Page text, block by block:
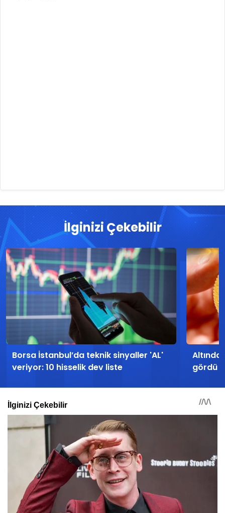
İlginizi Çekebilir
Borsa İstanbul’da teknik sinyaller 'AL'
veriyor: 10 hisselik dev liste
gördü